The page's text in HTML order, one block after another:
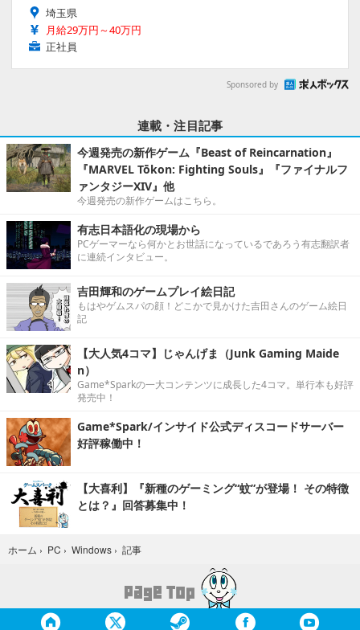
埼玉県
月給29万円～40万円
正社員
Sponsored by
連載・注目記事
今週発売の新作ゲーム『Beast of Reincarnation』
『MARVEL Tōkon: Fighting Souls』『ファイナルフ
ァンタジーXIV』他
今週発売の新作ゲームはこちら。
有志日本語化の現場から
PCゲーマーなら何かとお世話になっているであろう有志翻訳者
に連続インタビュー。
吉田輝和のゲームプレイ絵日記
もはやゲムスパの顔！どこかで見かけた吉田さんのゲーム絵日
記
【大人気4コマ】じゃんげま（Junk Gaming Maide
n）
Game*Sparkの一大コンテンツに成長した4コマ。単行本も好評
発売中！
Game*Spark/インサイド公式ディスコードサーバー
好評稼働中！
【大喜利】『新種のゲーミング“蚊”が登場！ その特徴
とは？』回答募集中！
ホーム › PC › Windows › 記事